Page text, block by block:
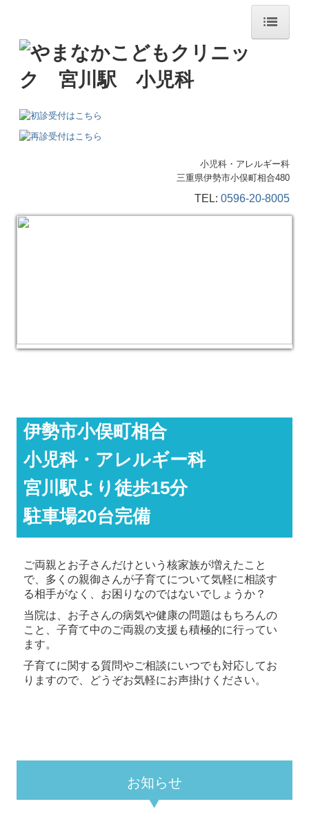
ホーム
院長紹介
診療のご案内
アレルギー科
交通案内
小児科・アレルギー科
三重県伊勢市小俣町相合480
TEL: 0596-20-8005
伊勢市小俣町相合
小児科・アレルギー科
宮川駅より徒歩15分
駐車場20台完備
ご両親とお子さんだけという核家族が増えたこと
で、多くの親御さんが子育てについて気軽に相談す
る相手がなく、お困りなのではないでしょうか？
当院は、お子さんの病気や健康の問題はもちろんの
こと、子育て中のご両親の支援も積極的に行ってい
ます。
子育てに関する質問やご相談にいつでも対応してお
りますので、どうぞお気軽にお声掛けください。
お知らせ